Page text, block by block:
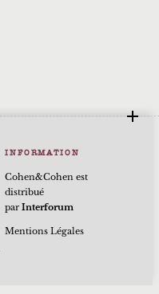
INFORMATION
Cohen&Cohen est
distribué
parInterforum
Mentions Légales